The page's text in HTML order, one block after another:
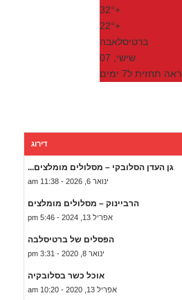
+
32°
+
22°
ברטיסלאבה
שישי, 07
ראה תחזית ל7 ימים
דירוג
גן העדן הסלובקי – מסלולים מומלצים...
ינואר 6, 2026 - 11:38 am
הרביינוק – מסלולים מומלצים
אפריל 13, 2024 - 5:46 pm
הפסלים של ברטיסלבה
ינואר 8, 2020 - 3:31 pm
אוכל כשר בסלובקיה
אפריל 13, 2020 - 10:20 am